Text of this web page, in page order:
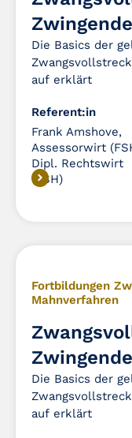
Die Basics der
auf erklärt
Referent:in
Frank Amshove,
Assessorwirt
Dipl. Rechtswirt
(FSH)
Fortbildungen
Mahnverfahren
Die Basics der
auf erklärt